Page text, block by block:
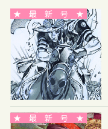
★ 最 新 号 ★
★ 最 新 号 ★